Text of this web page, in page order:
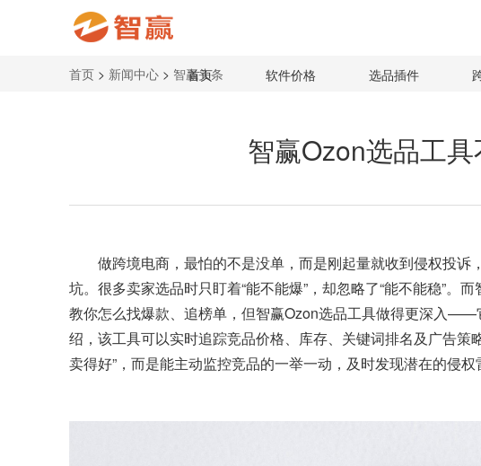
首页 软件价格 选品插件
首页 > 新闻中心 > 智赢头条
智赢Ozon选品工
做跨境电商，最怕的不是没单，而是刚起量就收到侵权投
坑。很多卖家选品时只盯着“能不能爆”，却忽略了“能不能稳”。而
教你怎么找爆款、追榜单，但智赢Ozon选品工具做得更深入
绍，该工具可以实时追踪竞品价格、库存、关键词排名及广告
卖得好”，而是能主动监控竞品的一举一动，及时发现潜在的侵权